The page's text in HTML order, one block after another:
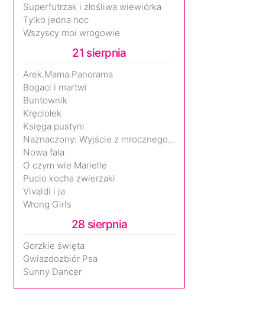
Superfutrzak i złośliwa wiewiórka
Tylko jedna noc
Wszyscy moi wrogowie
21 sierpnia
Arek.Mama.Panorama
Bogaci i martwi
Buntownik
Kręciołek
Księga pustyni
Naznaczony: Wyjście z mrocznego wymiaru
Nowa fala
O czym wie Marielle
Pucio kocha zwierzaki
Vivaldi i ja
Wrong Girls
28 sierpnia
Gorzkie święta
Gwiazdozbiór Psa
Sunny Dancer